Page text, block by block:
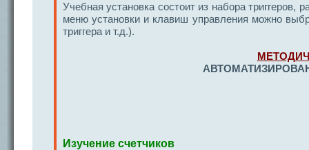
Учебная установка состоит из набора триггеров,
меню установки и клавиш управления можно
триггера и т.д.).
Изучение счетчиков